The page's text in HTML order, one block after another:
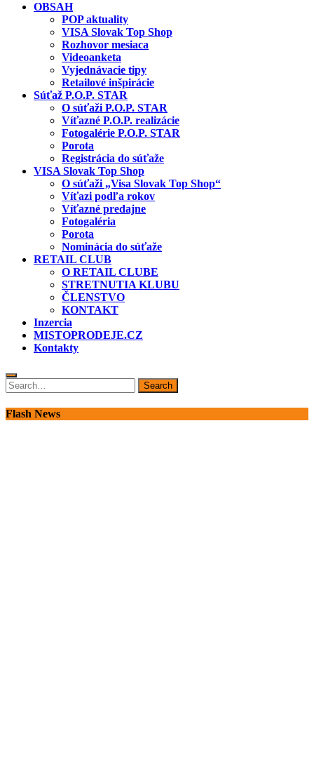
OBSAH
POP aktuality
VISA Slovak Top Shop
Rozhovor mesiaca
Videoanketa
Vyjednávacie tipy
Retailové inšpirácie
Súťaž P.O.P. STAR
O súťaži P.O.P. STAR
Víťazné P.O.P. realizácie
Fotogalérie P.O.P. STAR
Porota
Registrácia do súťaže
VISA Slovak Top Shop
O súťaži „Visa Slovak Top Shop“
Víťazi podľa rokov
Víťazné predajne
Fotogaléria
Porota
Nominácia do súťaže
RETAIL CLUB
O RETAIL CLUBE
STRETNUTIA KLUBU
ČLENSTVO
KONTAKT
Inzercia
MISTOPRODEJE.CZ
Kontakty
Search
for:
Search
Flash News